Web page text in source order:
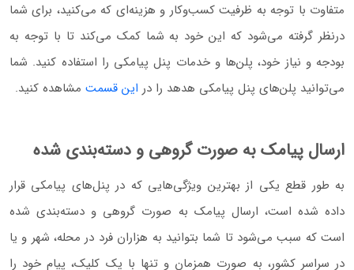
متفاوت با توجه به ظرفیت کسب‌و‌کار و هزینه‌ای که می‌کنید، برای شما
درنظر گرفته می‌شود که این خود به شما کمک می‌کند تا با توجه به
بودجه و نیاز خود، پلن‌ها و خدمات پنل پیامکی را استفاده کنید. شما
می‌توانید پلن‌های پنل پیامکی هدهد را در این قسمت مشاهده کنید.
ارسال پیامک به صورت گروهی و دسته‌بندی شده
به طور قطع یکی از بهترین ویژگی‌هایی که در پنل‌های پیامکی قرار
داده شده است، ارسال پیامک به صورت گروهی و دسته‌بندی شده
است که سبب می‌شود تا شما بتوانید به هزاران فرد در محله، شهر و یا
در سراسر کشور، به صورت همزمان و تنها با یک کلیک، پیام خود را